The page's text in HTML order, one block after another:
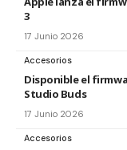
3
17 Junio 2026
Accesorios
Disponible el
Studio Buds
17 Junio 2026
Accesorios